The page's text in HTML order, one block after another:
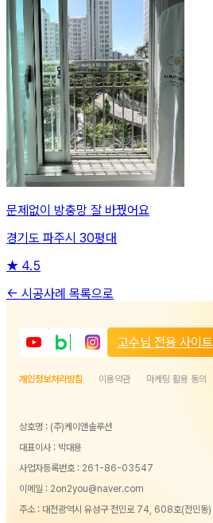
문제없이 방충망 잘 바꿨어요
경기도 파주시 30평대
★ 4.5
← 시공사례 목록으로
고수님 전용 사이트
개인정보처리방침 이용약관 마케팅 활용 동의
상호명 : (주)케이앤솔루션
대표이사 : 박대용
사업자등록번호 : 261-86-03547
이메일 : 2on2you@naver.com
주소 : 대전광역시 유성구 전민로 74, 608호(전민동)